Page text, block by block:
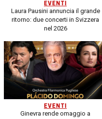
EVENTI
Laura Pausini annuncia il grande
ritorno: due concerti in Svizzera
nel 2026
EVENTI
Ginevra rende omaggio a